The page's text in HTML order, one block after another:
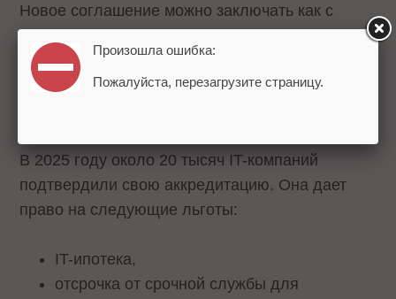
Новое соглашение можно заключать как с
частными, так и с государственными
организациями, а основным предметом должно
быть повышение уровня знаний детей в
В 2025 году около 20 тысяч IT-компаний
подтвердили свою аккредитацию. Она дает
право на следующие льготы:
IT-ипотека,
отсрочка от срочной службы для
Произошла ошибка:
Пожалуйста, перезагрузите страницу.